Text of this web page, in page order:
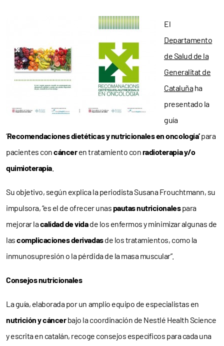
El
Departamento
de Salud de la
Generalitat de
Cataluñaha
presentado la
guía
‘Recomendaciones dietéticas y nutricionales en oncología’para
pacientes concánceren tratamiento conradioterapia y/o
quimioterapia.
Su objetivo, según explica la periodista Susana Frouchtmann, su
impulsora, “es el de ofrecer unaspautas nutricionalespara
mejorar lacalidad de vidade los enfermos y minimizar algunas de
lascomplicaciones derivadasde los tratamientos, como la
inmunosupresión o la pérdida de la masa muscular”.
Consejos nutricionales
La guía, elaborada por un amplio equipo de especialistas en
nutrición y cáncerbajo la coordinación de Nestlé Health Science
y escrita en catalán, recoge consejos específicos para cada una